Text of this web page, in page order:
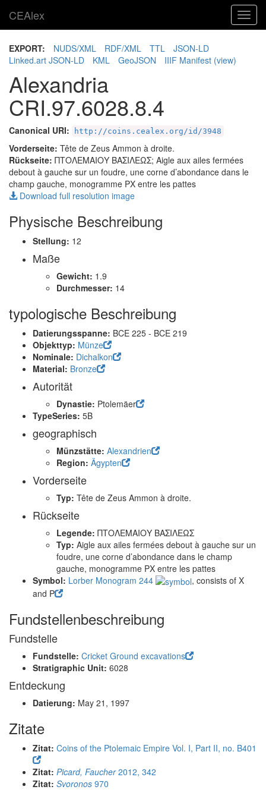
CEAlex
EXPORT: NUDS/XML RDF/XML TTL
JSON-LD
Linked.art JSON-LD
KML GeoJSON IIIF Manifest (view)
Alexandria
CRI.97.6028.8.4
Canonical URI: http://coins.cealex.org/id/3948
Vorderseite: Tête de Zeus Ammon à droite.
Rückseite: ΠΤΟΛΕΜΑΙΟΥ ΒΑΣΙΛΕΩΣ; Aigle aux ailes fermées
debout à gauche sur un foudre, une corne d’abondance dans le
champ gauche, monogramme PX entre les pattes
Download full resolution image
Physische Beschreibung
Stellung: 12
Maße
Gewicht: 1.9
Durchmesser: 14
typologische Beschreibung
Datierungsspanne: BCE 225 - BCE 219
Objekttyp: Münze
Nominale: Dichalkon
Material: Bronze
Autorität
Dynastie: Ptolemäer
TypeSeries: 5B
geographisch
Münzstätte: Alexandrien
Region: Ägypten
Vorderseite
Typ: Tête de Zeus Ammon à droite.
Rückseite
Legende: ΠΤΟΛΕΜΑΙΟΥ ΒΑΣΙΛΕΩΣ
Typ: Aigle aux ailes fermées debout à gauche sur un
foudre, une corne d’abondance dans le champ
gauche, monogramme PX entre les pattes
Symbol: Lorber Monogram 244
, consists of Χ
and Ρ
Fundstellenbeschreibung
Fundstelle
Fundstelle: Cricket Ground excavations
Stratigraphic Unit: 6028
Entdeckung
Datierung: May 21, 1997
Zitate
Zitat: Coins of the Ptolemaic Empire Vol. I, Part II, no. B401
Zitat: Picard, Faucher2012, 342
Zitat: Svoronos 970